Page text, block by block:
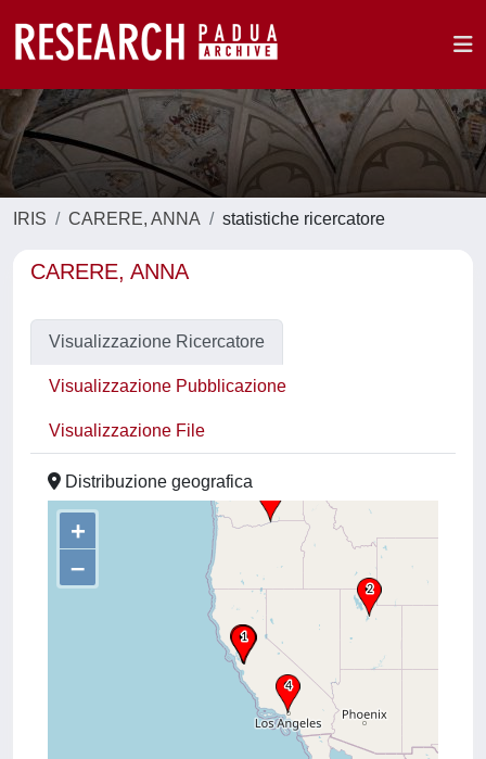
IRIS CARERE, ANNA statistiche ricercatore
CARERE, ANNA
Visualizzazione Ricercatore
Visualizzazione Pubblicazione
Visualizzazione File
Distribuzione geografica
+
–